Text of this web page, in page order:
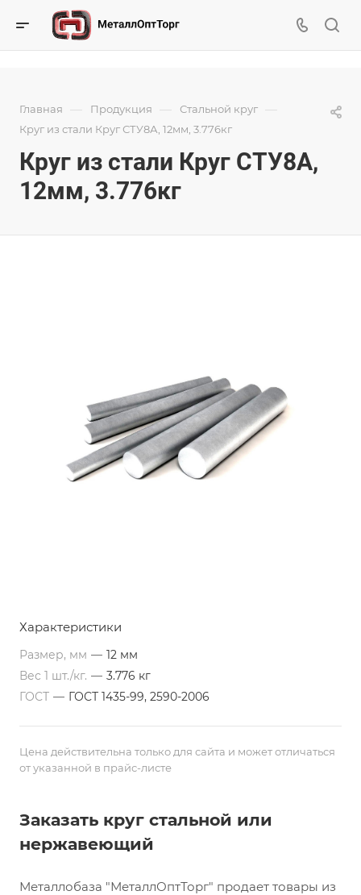
Главная — Продукция — Стальной круг —
Круг из стали Круг СТУ8А, 12мм, 3.776кг
Круг из стали Круг СТУ8А,
12мм, 3.776кг
Характеристики
Размер, мм — 12 мм
Вес 1 шт./кг. — 3.776 кг
ГОСТ — ГОСТ 1435-99, 2590-2006
Цена действительна только для сайта и может отличаться
от указанной в прайс-листе
Заказать круг стальной или
нержавеющий
Металлобаза "МеталлОптТорг" продает товары из